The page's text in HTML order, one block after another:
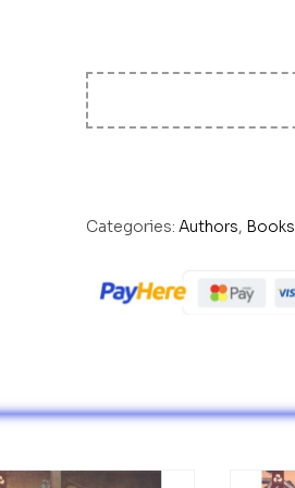
Categories: Authors, Books